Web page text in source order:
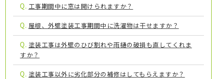
Q. 工事期間中に窓は開けられますか？
Q. 屋根、外壁塗装工事期間中に洗濯物は干せますか？
Q. 塗装工事は外壁のひび割れや雨樋の破損も直してくれま
すか？
Q. 塗装工事以外に劣化部分の補修はしてもらえますか？